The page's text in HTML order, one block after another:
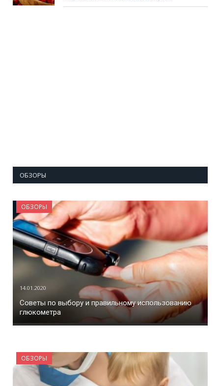
ОБЗОРЫ
ОБЗОРЫ
14.01.2020
Советы по выбору и правильному использованию
глюкометра
ОБЗОРЫ